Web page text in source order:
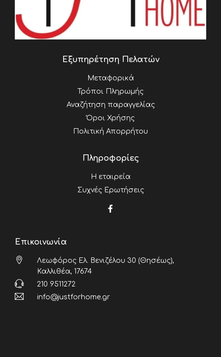
Εξυπηρέτηση Πελατών
Μεταφορικά
Τρόποι Πληρωμής
Αναζήτηση παραγγελίας
Όροι Χρήσης
Πολιτική Απορρήτου
Πληροφορίες
Η εταιρεία
Συχνές Ερωτήσεις
Επικοινωνία
Λεωφόρος Ελ. Βενιζέλου 30 (Θησέως),
Καλλιθέα, 17674
210 9511272
info@justforhome.gr